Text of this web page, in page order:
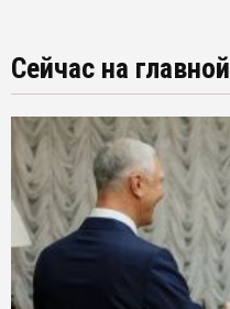
Сейчас на главной